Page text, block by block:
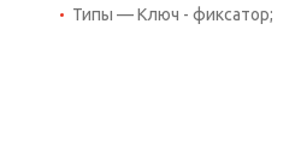
Типы — Ключ - фиксатор;